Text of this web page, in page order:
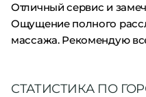
Отличный сервис и
Ощущение полного
массажа. Рекомендую
СТАТИСТИКА ПО